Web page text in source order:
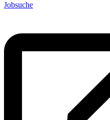
Jobsuche